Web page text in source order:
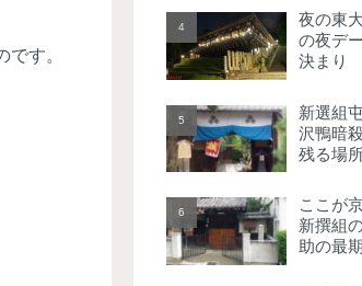
す。
夜の東
の夜デ
決まり
新選組
沢鴨暗
残る場
ここが
新撰組
助の最期